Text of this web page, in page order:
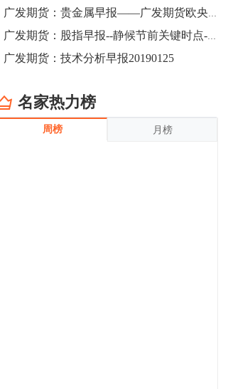
金，金银比有望高位回归。
13:55
豆二期货主力合约涨停，涨幅达3.98%，报
CBOT大豆期货市场上涨，11月期约收高
影响，夜盘连粕高位窄幅震荡，建议短线
操作为主。 ...
13:54
8月5日消息，内外盘贵金属强劲走升，沪
金主力合约涨停，涨幅3.99%，报334.00
广发期货：贵金属早报——广发期货欧央行一如既往，金价微跌
广发期货：股指早报--静候节前关键时点--20190125
广发期货：技术分析早报20190125
名家热力榜
周榜 月榜